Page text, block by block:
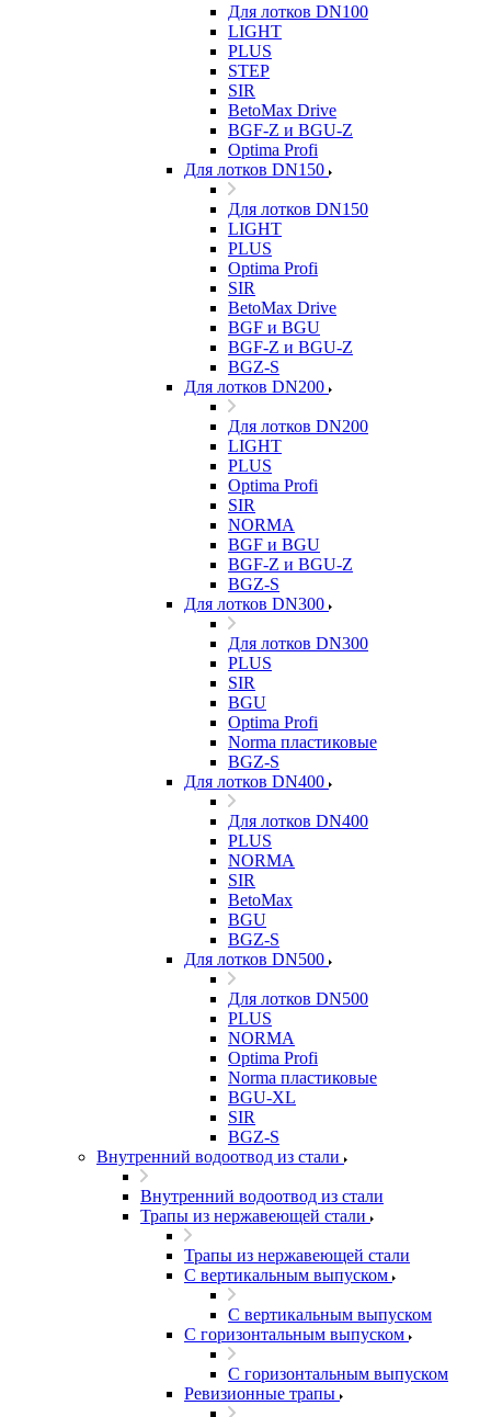
Для лотков DN100
LIGHT
PLUS
STEP
SIR
BetoMax Drive
BGF-Z и BGU-Z
Optima Profi
Для лотков DN150
Для лотков DN150
LIGHT
PLUS
Optima Profi
SIR
BetoMax Drive
BGF и BGU
BGF-Z и BGU-Z
BGZ-S
Для лотков DN200
Для лотков DN200
LIGHT
PLUS
Optima Profi
SIR
NORMA
BGF и BGU
BGF-Z и BGU-Z
BGZ-S
Для лотков DN300
Для лотков DN300
PLUS
SIR
BGU
Optima Profi
Norma пластиковые
BGZ-S
Для лотков DN400
Для лотков DN400
PLUS
NORMA
SIR
BetoMax
BGU
BGZ-S
Для лотков DN500
Для лотков DN500
PLUS
NORMA
Optima Profi
Norma пластиковые
BGU-XL
SIR
BGZ-S
Внутренний водоотвод из стали
Внутренний водоотвод из стали
Трапы из нержавеющей стали
Трапы из нержавеющей стали
С вертикальным выпуском
С вертикальным выпуском
С горизонтальным выпуском
С горизонтальным выпуском
Ревизионные трапы